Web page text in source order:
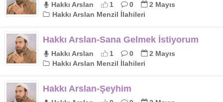
Hakkı Arslan 1 0
2 Mayıs
Hakkı Arslan Menzil İlahileri
Hakkı Arslan-Sana Gelmek İstiyorum
Hakkı Arslan 1 0
2 Mayıs
Hakkı Arslan Menzil İlahileri
Hakkı Arslan-Şeyhim